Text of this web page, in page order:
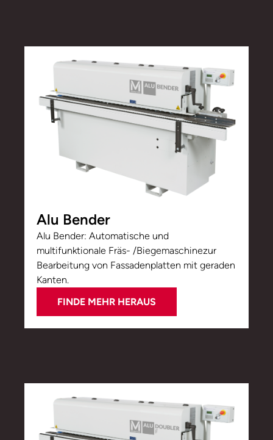
Alu Bender
Alu Bender: Automatische und
multifunktionale Fräs- /Biegemaschinezur
Bearbeitung von Fassadenplatten mit geraden
Kanten.
FINDE MEHR HERAUS